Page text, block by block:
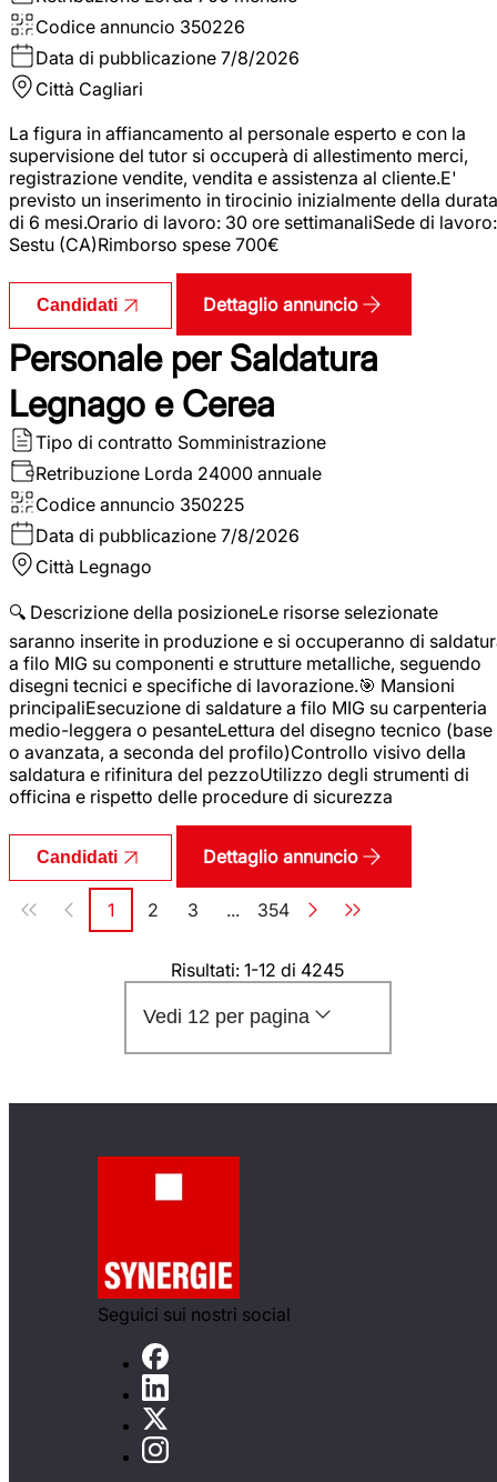
Codice annuncio 350226
Data di pubblicazione 7/8/2026
Città Cagliari
La figura in affiancamento al personale esperto e con la
supervisione del tutor si occuperà di allestimento merci,
registrazione vendite, vendita e assistenza al cliente.E'
previsto un inserimento in tirocinio inizialmente della durata
di 6 mesi.Orario di lavoro: 30 ore settimanaliSede di lavoro:
Sestu (CA)Rimborso spese 700€
Candidati Dettaglio annuncio
Personale per Saldatura
Legnago e Cerea
Tipo di contratto Somministrazione
Retribuzione Lorda 24000 annuale
Codice annuncio 350225
Data di pubblicazione 7/8/2026
Città Legnago
🔍 Descrizione della posizioneLe risorse selezionate
saranno inserite in produzione e si occuperanno di
a filo MIG su componenti e strutture metalliche, seguendo
disegni tecnici e specifiche di lavorazione.🎯 Mansioni
principaliEsecuzione di saldature a filo MIG su carpenteria
medio-leggera o pesanteLettura del disegno tecnico (base
o avanzata, a seconda del profilo)Controllo visivo della
saldatura e rifinitura del pezzoUtilizzo degli strumenti di
officina e rispetto delle procedure di sicurezza
Candidati Dettaglio annuncio
Paginazione
Pagina
1 Pagina
2 Pagina
3 ... Pagina
354
Risultati: 1-12 di 4245
Vedi 12 per pagina
Seguici sui nostri social